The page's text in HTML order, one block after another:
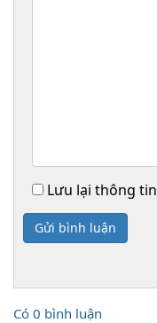
Lưu lại thông
Gửi bình luận
Có 0 bình luận